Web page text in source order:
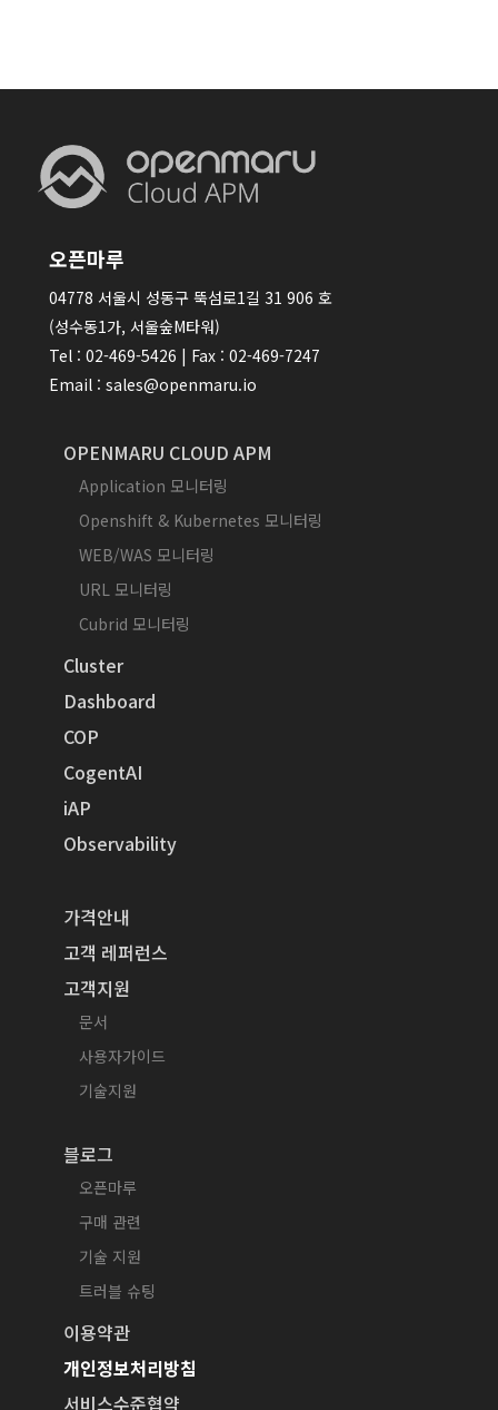
오픈마루
04778 서울시 성동구 뚝섬로1길 31 906 호
(성수동1가, 서울숲M타워)
Tel : 02-469-5426 | Fax : 02-469-7247
Email : sales@openmaru.io
OPENMARU CLOUD APM
Application 모니터링
Openshift & Kubernetes 모니터링
WEB/WAS 모니터링
URL 모니터링
Cubrid 모니터링
Cluster
Dashboard
COP
CogentAI
iAP
Observability
가격안내
고객 레퍼런스
고객지원
문서
사용자가이드
기술지원
블로그
오픈마루
구매 관련
기술 지원
트러블 슈팅
이용약관
개인정보처리방침
서비스수준협약